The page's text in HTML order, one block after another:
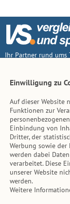
Ihr Partner rund ums
Inhalt
Tierarzt-Suche
Hinweise
AGB
Impressum
Datenschutz
Einwilligung zu
Auf dieser Website
Funktionen zur
Einbindung von
Dritter, der
Werbung sowie der
werden dabei
verarbeitet. Diese
unserer Website
werden.
Weitere